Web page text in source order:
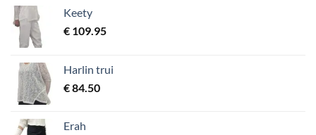
Keety
€ 109.95
Harlin trui
€84.50
Erah